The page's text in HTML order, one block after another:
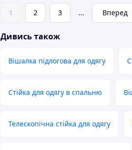
1 2 3 ... Вперед
Дивись також
Вішалка підлогова для одягу
Стійка для одягу в спальню
Телескопічна стійка для одягу